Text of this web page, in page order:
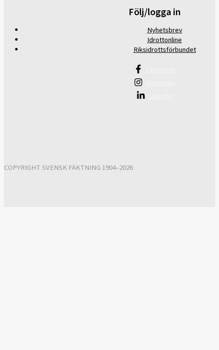
Följ/logga in
Nyhetsbrev
Idrottonline
Riksidrottsförbundet
COPYRIGHT SVENSK FÄKTNING 1904–2026